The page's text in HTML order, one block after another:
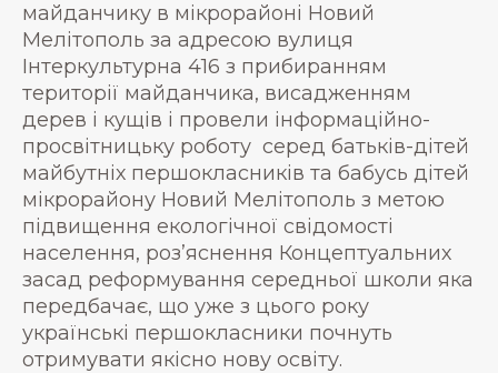
майданчику в мікрорайоні Новий
Мелітополь за адресою вулиця
Інтеркультурна 416 з прибиранням
території майданчика, висадженням
дерев і кущів і провели інформаційно-
просвітницьку роботу серед батьків-дітей
майбутніх першокласників та бабусь дітей
мікрорайону Новий Мелітополь з метою
підвищення екологічної свідомості
населення, роз’яснення Концептуальних
засад реформування середньої школи яка
передбачає, що уже з цього року
українські першокласники почнуть
отримувати якісно нову освіту.